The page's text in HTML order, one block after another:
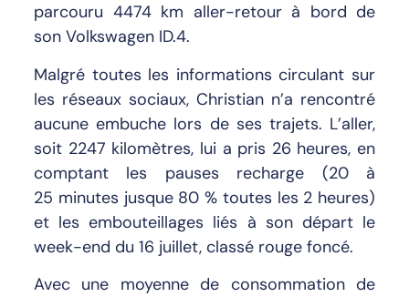
parcouru 4474 km aller-retour à bord de
son Volkswagen ID.4.
Malgré toutes les informations circulant sur
les réseaux sociaux, Christian n’a rencontré
aucune embuche lors de ses trajets. L’aller,
soit 2247 kilomètres, lui a pris 26 heures, en
comptant les pauses recharge (20 à
25 minutes jusque 80 % toutes les 2 heures)
et les embouteillages liés à son départ le
week-end du 16 juillet, classé rouge foncé.
Avec une moyenne de consommation de